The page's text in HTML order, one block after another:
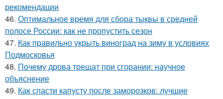
рекомендации
46. Оптимальное время для сбора тыквы в средней
полосе России: как не пропустить сезон
47. Как правильно укрыть виноград на зиму в условиях
Подмосковья
48. Почему дрова трещат при сгорании: научное
объяснение
49. Как спасти капусту после заморозков: лучшие